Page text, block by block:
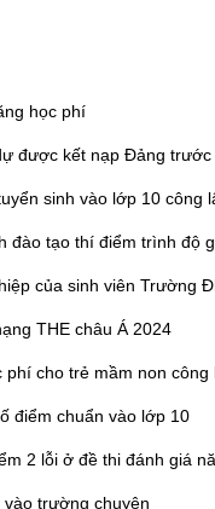
học phí
được kết nạp Đảng
sinh vào lớp 10 công
đào tạo thí điểm trình độ
của sinh viên Trường
THE châu Á 2024
cho trẻ mầm non công
điểm chuẩn vào lớp 10
2 lỗi ở đề thi đánh giá
trường chuyên